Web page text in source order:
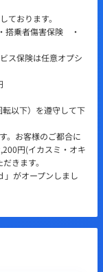
ております。
搭乗者傷害保険 ・
ス保険は任意オプシ
以下）を遵守して下
。お客様のご都合に
円(イカスミ・オキ
きます。
」がオープンしまし